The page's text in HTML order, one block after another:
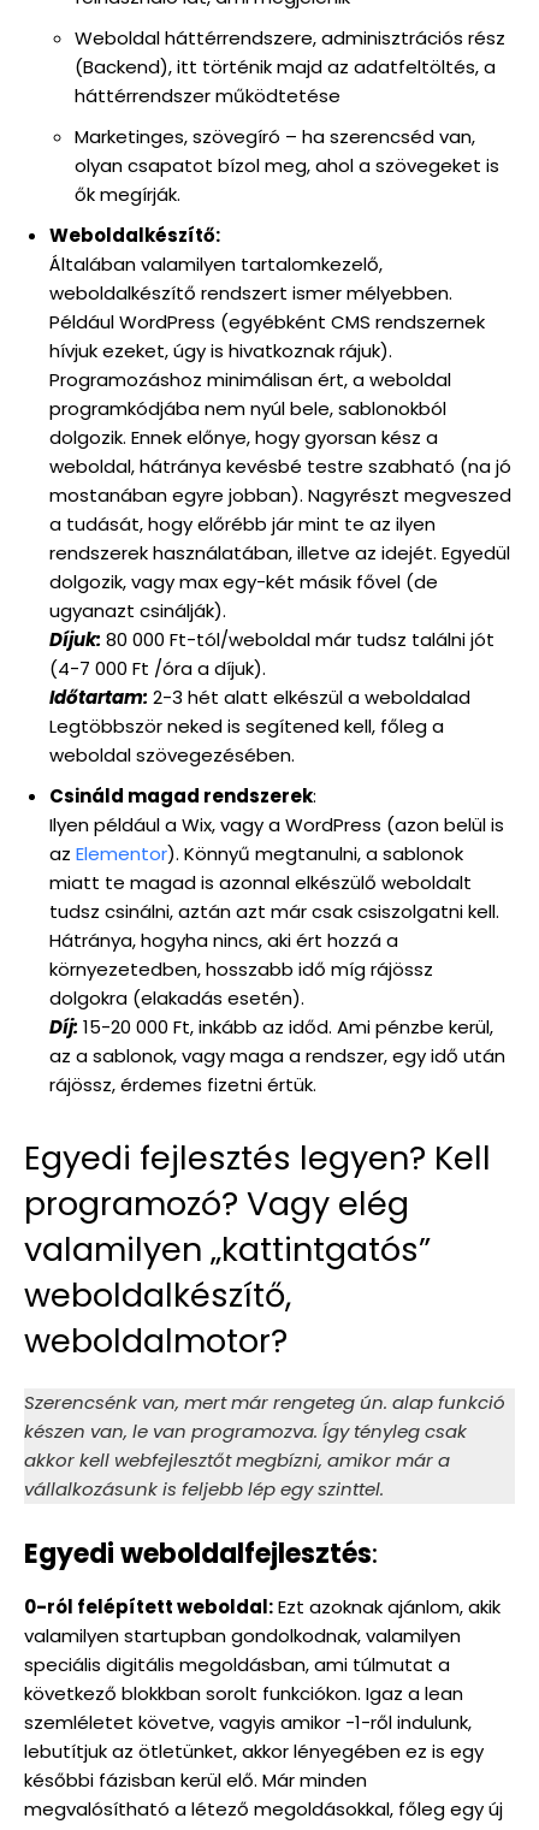
Weboldal háttérrendszere, adminisztrációs rész
(Backend), itt történik majd az adatfeltöltés, a
háttérrendszer működtetése
Marketinges, szövegíró – ha szerencséd van,
olyan csapatot bízol meg, ahol a szövegeket is
ők megírják.
Weboldalkészítő:
Általában valamilyen tartalomkezelő,
weboldalkészítő rendszert ismer mélyebben.
Például WordPress (egyébként CMS rendszernek
hívjuk ezeket, úgy is hivatkoznak rájuk).
Programozáshoz minimálisan ért, a weboldal
programkódjába nem nyúl bele, sablonokból
dolgozik. Ennek előnye, hogy gyorsan kész a
weboldal, hátránya kevésbé testre szabható (na jó
mostanában egyre jobban). Nagyrészt megveszed
a tudását, hogy előrébb jár mint te az ilyen
rendszerek használatában, illetve az idejét. Egyedül
dolgozik, vagy max egy-két másik fővel (de
ugyanazt csinálják).
Díjuk: 80 000 Ft-tól/weboldal már tudsz találni jót
(4-7 000 Ft /óra a díjuk).
Időtartam: 2-3 hét alatt elkészül a weboldalad
Legtöbbször neked is segítened kell, főleg a
weboldal szövegezésében.
Csináld magad rendszerek:
Ilyen például a Wix, vagy a WordPress (azon belül is
az Elementor). Könnyű megtanulni, a sablonok
miatt te magad is azonnal elkészülő weboldalt
tudsz csinálni, aztán azt már csak csiszolgatni kell.
Hátránya, hogyha nincs, aki ért hozzá a
környezetedben, hosszabb idő míg rájössz
dolgokra (elakadás esetén).
Díj: 15-20 000 Ft, inkább az időd. Ami pénzbe kerül,
az a sablonok, vagy maga a rendszer, egy idő után
rájössz, érdemes fizetni értük.
Egyedi fejlesztés legyen? Kell
programozó? Vagy elég
valamilyen „kattintgatós”
weboldalkészítő,
weboldalmotor?
Szerencsénk van, mert már rengeteg ún. alap funkció
készen van, le van programozva. Így tényleg csak
akkor kell webfejlesztőt megbízni, amikor már a
vállalkozásunk is feljebb lép egy szinttel.
Egyedi weboldalfejlesztés:
0-ról felépített weboldal:Ezt azoknak ajánlom, akik
valamilyen startupban gondolkodnak, valamilyen
speciális digitális megoldásban, ami túlmutat a
következő blokkban sorolt funkciókon. Igaz a lean
szemléletet követve, vagyis amikor -1-ről indulunk,
lebutítjuk az ötletünket, akkor lényegében ez is egy
későbbi fázisban kerül elő. Már minden
megvalósítható a létező megoldásokkal, főleg egy új